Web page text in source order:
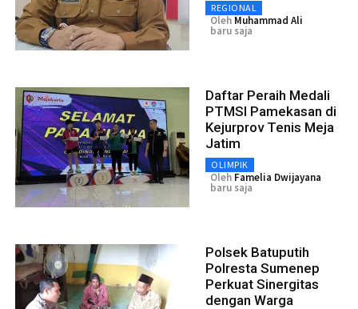
REGIONAL
Oleh Muhammad Ali
baru saja
Daftar Peraih Medali
PTMSI Pamekasan di
Kejurprov Tenis Meja
Jatim
OLIMPIK
Oleh Famelia Dwijayana
baru saja
Polsek Batuputih
Polresta Sumenep
Perkuat Sinergitas
dengan Warga